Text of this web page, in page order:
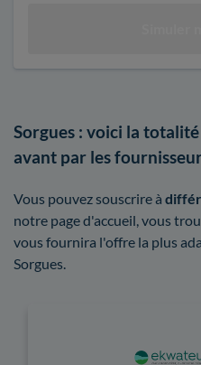
Sorgues : voici la
avant par les
Vous pouvez souscrire à
notre page d'accueil, vous
vous fournira l'offre la plus
Sorgues.